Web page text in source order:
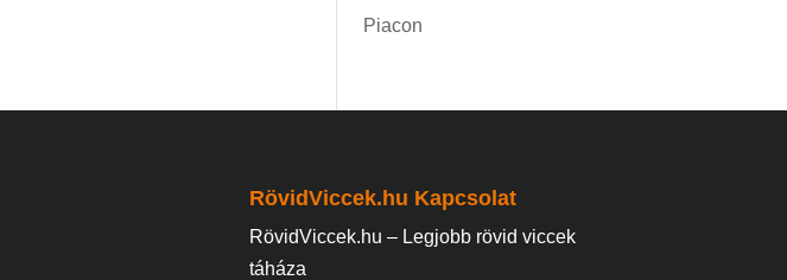
Piacon
RövidViccek.hu Kapcsolat
RövidViccek.hu – Legjobb rövid viccek
táháza